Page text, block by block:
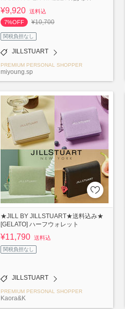
¥9,920 送料込
7%OFF
¥10,700
関税負担なし
JILLSTUART
PREMIUM PERSONAL SHOPPER
miyoung.sp
★JILL BY JILLSTUART★送料込み★
[GELATO] ハーフウォレット
¥11,790 送料込
関税負担なし
JILLSTUART
PREMIUM PERSONAL SHOPPER
Kaora&K